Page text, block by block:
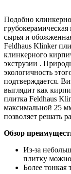
Подобно
сырья и
Feldhaus Klinker
клинкерного
экструзии .
экологичность
подтверждается.
выглядит как
плитка Feldhaus
максимальной 25
позволяет решать
Обзор
Из-за
плитку можно
Более тонкая